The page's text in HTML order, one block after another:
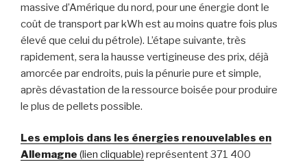
massive d’Amérique du nord, pour une énergie dont le
coût de transport par kWh est au moins quatre fois plus
élevé que celui du pétrole). L’étape suivante, très
rapidement, sera la hausse vertigineuse des prix, déjà
amorcée par endroits, puis la pénurie pure et simple,
après dévastation de la ressource boisée pour produire
le plus de pellets possible.
Les emplois dans les énergies renouvelables en
Allemagne (lien cliquable) représentent 371 400